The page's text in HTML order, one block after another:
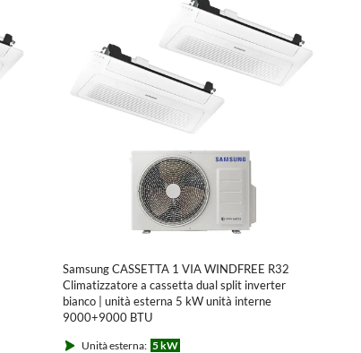
Samsung CASSETTA 1 VIA WINDFREE R32
Climatizzatore a cassetta dual split inverter
bianco | unità esterna 5 kW unità interne
9000+9000 BTU
Unità esterna: 5 kW